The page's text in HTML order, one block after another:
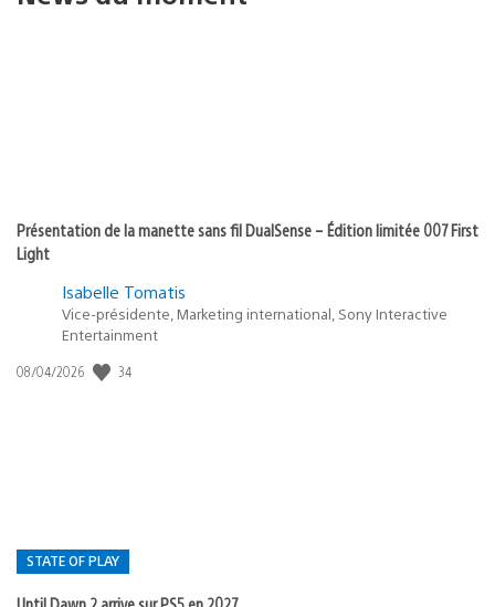
Présentation de la manette sans fil DualSense – Édition limitée 007 First
Light
Isabelle Tomatis
Vice-présidente, Marketing international, Sony Interactive
Entertainment
Date
08/04/2026 34
STATE OF PLAY